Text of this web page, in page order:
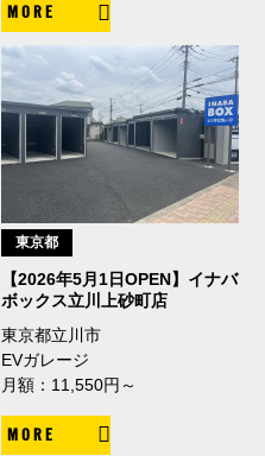
MORE
東京都
【2026年5月1日OPEN】イナバ
ボックス立川上砂町店
東京都立川市
EVガレージ
月額：11,550円～
MORE